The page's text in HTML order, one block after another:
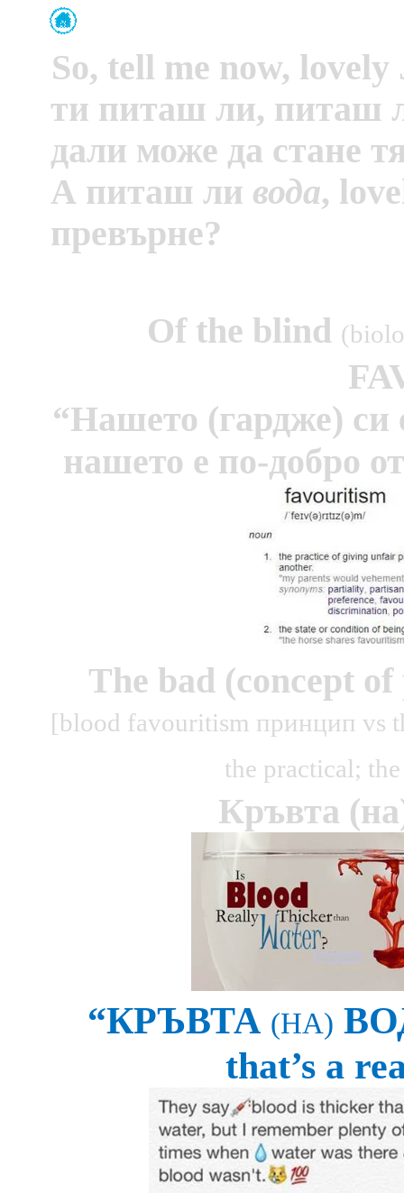
So, tell me now, lovely
ти питаш ли, питаш
дали може да стане
А питаш ли вода,
превърне?
Of the blind
“Нашето (гардже) си
нашето е по-добро
The bad (concept of
[blood favouritism принцип vs
the practical;
Кръвта (
“КРЪВТА (НА)
that’s a